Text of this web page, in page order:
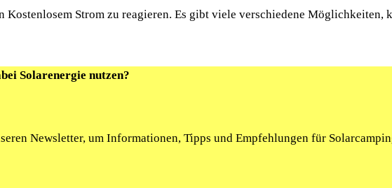
Kostenlosem Strom zu reagieren. Es gibt viele verschiedene
Solarenergie nutzen?
Newsletter, um Informationen, Tipps und Empfehlungen für